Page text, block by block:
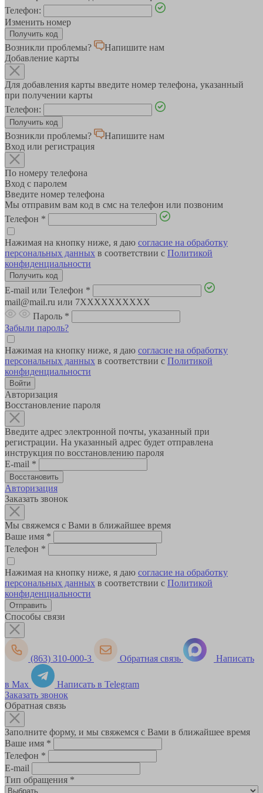
Телефон:
Изменить номер
Возникли проблемы?
Напишите нам
Добавление карты
Для добавления карты введите номер телефона, указанный
при получении карты
Телефон:
Возникли проблемы?
Напишите нам
Вход или регистрация
По номеру телефона
Вход с паролем
Введите номер телефона
Мы отправим вам код в смс на телефон или позвоним
Телефон *
Нажимая на кнопку ниже, я даю согласие на обработку
персональных данных в соответствии с Политикой
конфиденциальности
E-mail или Телефон *
mail@mail.ru или 7XXXXXXXXXX
Пароль *
Забыли пароль?
Нажимая на кнопку ниже, я даю согласие на обработку
персональных данных в соответствии с Политикой
конфиденциальности
Авторизация
Восстановление пароля
Введите адрес электронной почты, указанный при
регистрации. На указанный адрес будет отправлена
инструкция по восстановлению пароля
E-mail *
Авторизация
Заказать звонок
Мы свяжемся с Вами в ближайшее время
Ваше имя *
Телефон *
Нажимая на кнопку ниже, я даю согласие на обработку
персональных данных в соответствии с Политикой
конфиденциальности
Способы связи
(863) 310-000-3 Обратная связь Написать
в Max
Написать в Telegram
Заказать звонок
Обратная связь
Заполните форму, и мы свяжемся с Вами в ближайшее время
Ваше имя *
Телефон *
E-mail
Тип обращения *